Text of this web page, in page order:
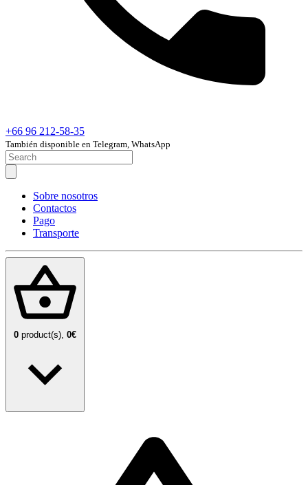
+66 96 212-58-35
También disponible en Telegram, WhatsApp
Sobre nosotros
Contactos
Pago
Transporte
0 product(s), 0€